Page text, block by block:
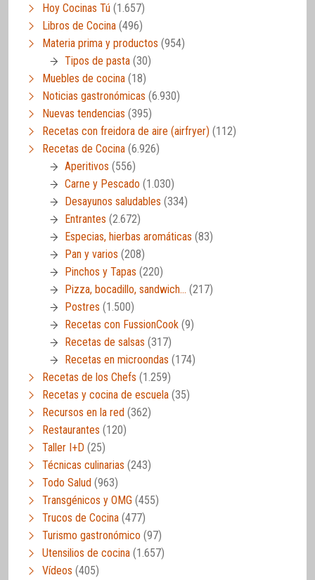
Hoy Cocinas Tú (1.657)
Libros de Cocina (496)
Materia prima y productos (954)
Tipos de pasta (30)
Muebles de cocina (18)
Noticias gastronómicas (6.930)
Nuevas tendencias (395)
Recetas con freidora de aire (airfryer) (112)
Recetas de Cocina (6.926)
Aperitivos (556)
Carne y Pescado (1.030)
Desayunos saludables (334)
Entrantes (2.672)
Especias, hierbas aromáticas (83)
Pan y varios (208)
Pinchos y Tapas (220)
Pizza, bocadillo, sandwich… (217)
Postres (1.500)
Recetas con FussionCook (9)
Recetas de salsas (317)
Recetas en microondas (174)
Recetas de los Chefs (1.259)
Recetas y cocina de escuela (35)
Recursos en la red (362)
Restaurantes (120)
Taller I+D (25)
Técnicas culinarias (243)
Todo Salud (963)
Transgénicos y OMG (455)
Trucos de Cocina (477)
Turismo gastronómico (97)
Utensilios de cocina (1.657)
Vídeos (405)